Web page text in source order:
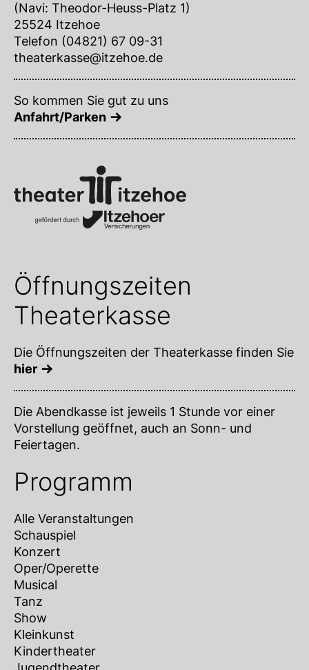
(Navi: Theodor-Heuss-Platz 1)
25524 Itzehoe
Telefon (04821) 67 09-31
theaterkasse@itzehoe.de
So kommen Sie gut zu uns
Anfahrt/Parken
Öffnungszeiten
Theaterkasse
Die Öffnungszeiten der Theaterkasse finden Sie
hier
Die Abendkasse ist jeweils 1 Stunde vor einer
Vorstellung geöffnet, auch an Sonn- und
Feiertagen.
Programm
Alle Veranstaltungen
Schauspiel
Konzert
Oper/Operette
Musical
Tanz
Show
Kleinkunst
Kindertheater